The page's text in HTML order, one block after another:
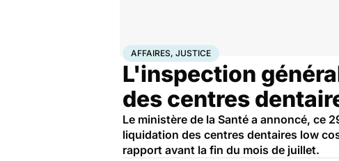
AccueilSanté SociétéJustice
AFFAIRES, JUSTICE
L'inspection
des centres
Le ministère de la Santé a annoncé, ce
liquidation des centres dentaires low
rapport avant la fin du mois de juillet.